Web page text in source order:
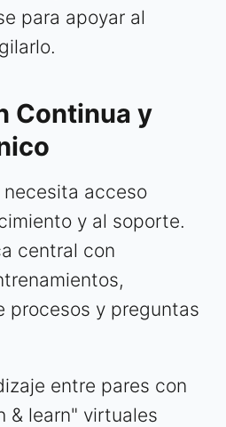
para apoyar al
Continua y
acceso
y al soporte.
central con
procesos y preguntas
entre pares con
& learn" virtuales